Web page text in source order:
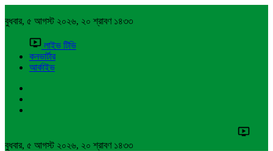
বুধবার, ৫ আগস্ট ২০২৬, ২০ শ্রাবণ ১৪৩৩
লাইভ টিভি
কনভার্টার
আর্কাইভ
বুধবার, ৫ আগস্ট ২০২৬, ২০ শ্রাবণ ১৪৩৩